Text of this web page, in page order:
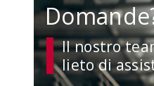
Il nostro
lieto di